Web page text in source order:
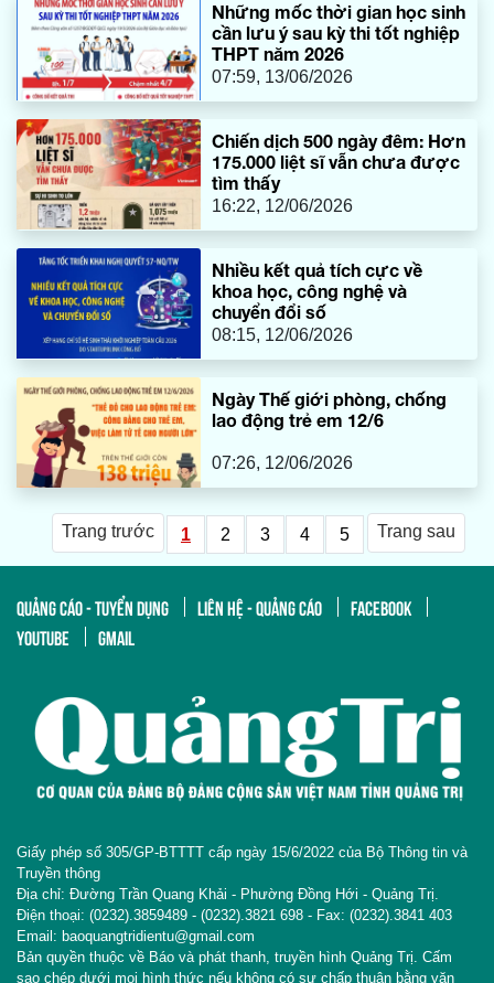
Những mốc thời gian học sinh
cần lưu ý sau kỳ thi tốt nghiệp
THPT năm 2026
07:59, 13/06/2026
Chiến dịch 500 ngày đêm: Hơn
175.000 liệt sĩ vẫn chưa được
tìm thấy
16:22, 12/06/2026
Nhiều kết quả tích cực về
khoa học, công nghệ và
chuyển đổi số
08:15, 12/06/2026
Ngày Thế giới phòng, chống
lao động trẻ em 12/6
07:26, 12/06/2026
Trang trước 1 2 3 4 5 Trang sau
QUẢNG CÁO - TUYỂN DỤNG LIÊN HỆ - QUẢNG CÁO
FACEBOOK
YOUTUBE
GMAIL
Giấy phép số 305/GP-BTTTT cấp ngày 15/6/2022 của Bộ Thông tin và
Truyền thông
Địa chỉ: Đường Trần Quang Khải - Phường Đồng Hới - Quảng Trị.
Điện thoại: (0232).3859489 - (0232).3821 698 - Fax: (0232).3841 403
Email: baoquangtridientu@gmail.com
Bản quyền thuộc về Báo và phát thanh, truyền hình Quảng Trị. Cấm
sao chép dưới mọi hình thức nếu không có sự chấp thuận bằng văn